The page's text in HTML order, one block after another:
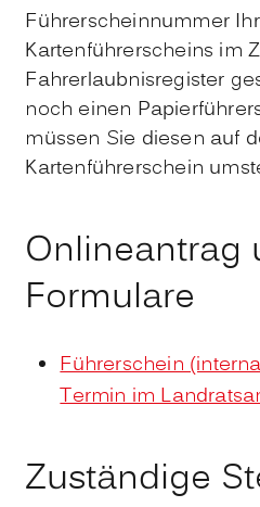
Führerscheinnummer
Kartenführerscheins im
Fahrerlaubnisregister
noch einen
müssen Sie diesen auf
Kartenführerschein
Onlineantrag
Formulare
Führerschein
Termin im
Zuständige